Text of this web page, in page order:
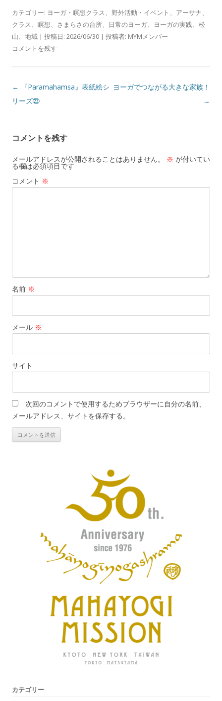
カテゴリー: ヨーガ・瞑想クラス 野外活動・イベント アーサナ
クラス
瞑想 さまらさの台所 日常のヨーガ ヨーガの実践
松
山
地域 | 投稿日: 2026/06/30 | 投稿者: MYMメンバー
コメントを残す
投
稿
ゲ
ー
シ
ョ
←
『Paramahamsa』表紙絵シ
リーズ㉓
ヨーガでつながる大きな家族！
→
コメントを残す
メールアドレスが公開されることはありません。 ※ が付いてい
る欄は必須項目です
コメント ※
名前 ※
メール ※
サイト
次回のコメントで使用するためブラウザーに自分の名前、
メールアドレス、サイトを保存する。
カテゴリー